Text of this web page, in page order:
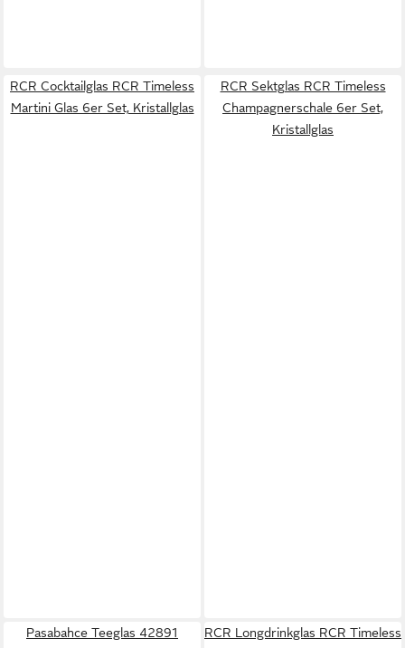
RCR Cocktailglas RCR Timeless
Martini Glas 6er Set, Kristallglas
RCR Sektglas RCR Timeless
Champagnerschale 6er Set,
Kristallglas
Pasabahce Teeglas 42891
RCR Longdrinkglas RCR Timeless